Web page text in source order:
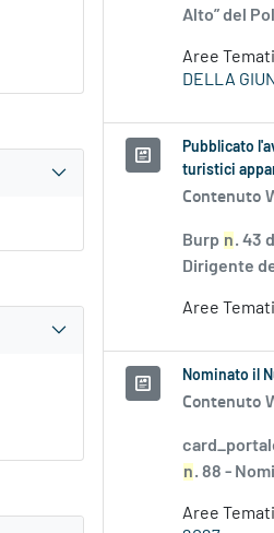
Alto” del
Aree
DELLA
Pubblicato
turistici
Contenuto
Burp n. 43
Dirigente
Aree
Nominato il
Contenuto
n. 88 -
Aree